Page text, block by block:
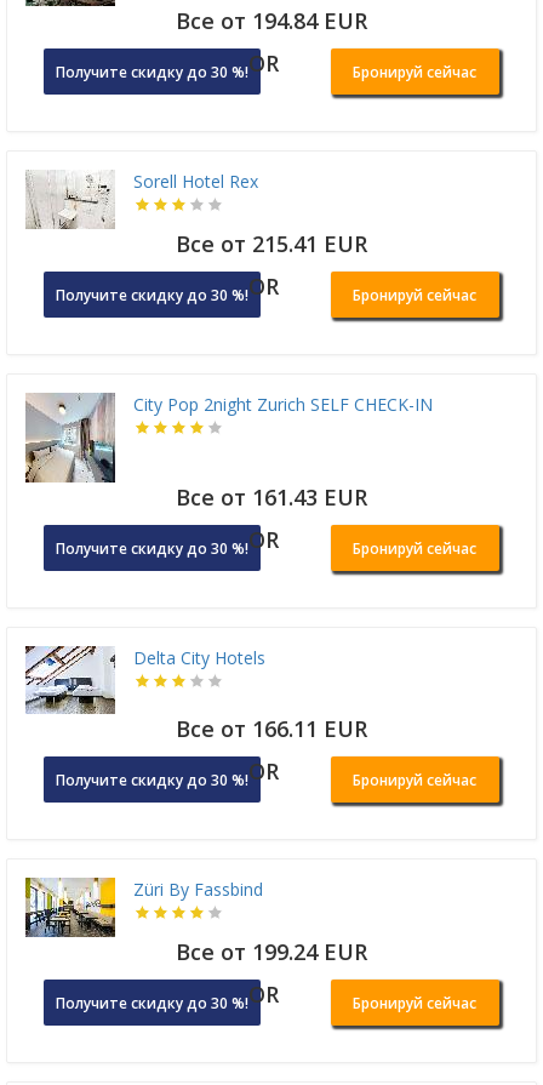
Все от 194.84 EUR
Получите скидку до 30 %!OR Бронируй сейчас
Sorell Hotel Rex
Все от 215.41 EUR
Получите скидку до 30 %!OR Бронируй сейчас
City Pop 2night Zurich SELF CHECK-IN
Все от 161.43 EUR
Получите скидку до 30 %!OR Бронируй сейчас
Delta City Hotels
Все от 166.11 EUR
Получите скидку до 30 %!OR Бронируй сейчас
Züri By Fassbind
Все от 199.24 EUR
Получите скидку до 30 %!OR Бронируй сейчас